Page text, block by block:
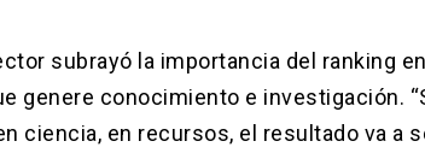
subrayó la importancia del ranking
genere conocimiento e investigación.
ciencia, en recursos, el resultado va a